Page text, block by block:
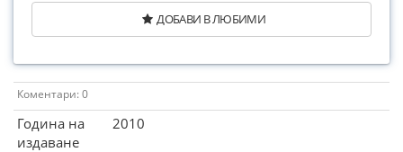
ДОБАВИ В ЛЮБИМИ
Коментари: 0
Година на
издаване
2010